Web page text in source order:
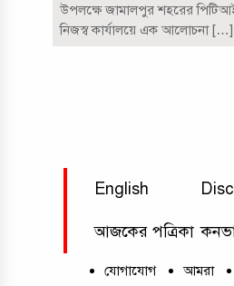
উপলক্ষে জামালপুর শহরের পিটিআই
নিজস্ব কার্যালয়ে এক আলোচনা […]
English
আজকের পত্রিকা
যোগাযোগ আমরা